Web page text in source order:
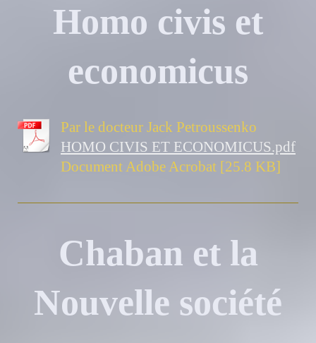
Homo civis et
economicus
Par le docteur Jack Petroussenko
HOMO CIVIS ET ECONOMICUS.pdf
Document Adobe Acrobat [25.8 KB]
Chaban et la
Nouvelle société